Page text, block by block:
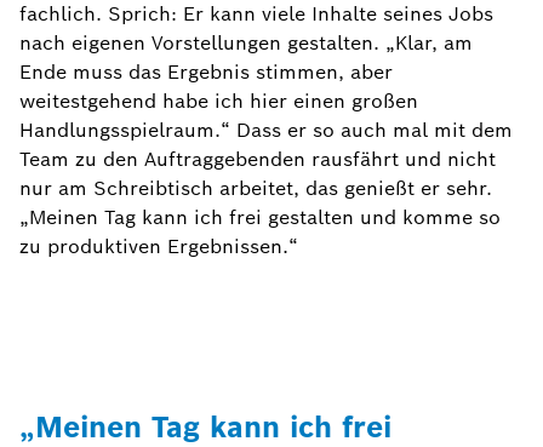
fachlich. Sprich: Er kann viele Inhalte seines Jobs
nach eigenen Vorstellungen gestalten. „Klar, am
Ende muss das Ergebnis stimmen, aber
weitestgehend habe ich hier einen großen
Handlungsspielraum.“ Dass er so auch mal mit dem
Team zu den Auftraggebenden rausfährt und nicht
nur am Schreibtisch arbeitet, das genießt er sehr.
„Meinen Tag kann ich frei gestalten und komme so
zu produktiven Ergebnissen.“
„Meinen Tag kann ich frei